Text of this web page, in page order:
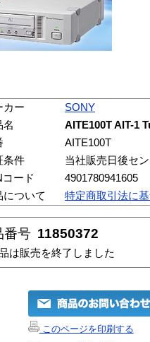
カー
SONY
名
AITE100T AIT-1
AITE100T
条件
当社販売日後セ
ード
4901780941605
について
特定商取引法に
番号 11850372
は販売を終了しました
このページを印刷する